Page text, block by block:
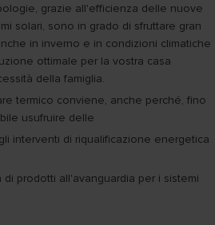
grazie all'efficienza delle nuove
solari, sono in grado di sfruttare gran
in inverno e in condizioni climatiche
ottimale per la vostra casa
della famiglia.
termico conviene, anche perché, fino
usufruire delle
interventi di riqualificazione energetica
prodotti all'avanguardia per i sistemi